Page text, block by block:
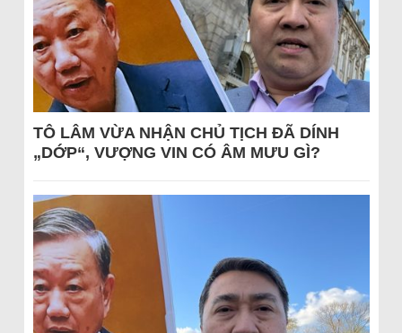
TÔ LÂM VỪA NHẬN CHỦ TỊCH ĐÃ DÍNH
„DỚP“, VƯỢNG VIN CÓ ÂM MƯU GÌ?